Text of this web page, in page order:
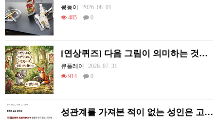
몽둥이
2026. 08. 01.
485
0
[연상퀴즈] 다음 그림이 의미하는 것을 적어주세요
큐플레이
2026. 07. 31.
914
0
성관계를 가져본 적이 없는 성인은 고작 1%다